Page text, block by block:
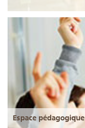
Espace pédagogique